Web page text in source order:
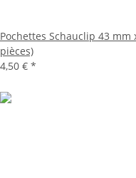
Pochettes Schauclip 43
pièces)
4,50 € *